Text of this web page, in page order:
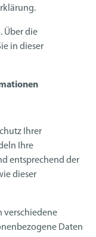
Über die
in dieser
Ihrer
Ihre
entsprechend der
dieser
verschiedene
Daten